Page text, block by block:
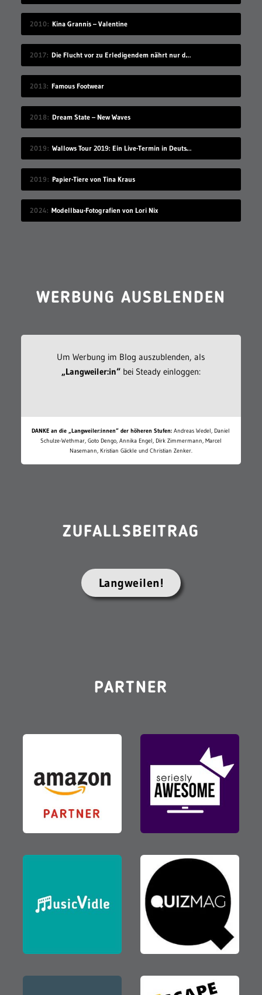
2010 Kina Grannis – Valentine
2017 Die Flucht vor zu Erledigendem nährt nur dessen Schreckenskraft
2013 Famous Footwear
2018 Dream State – New Waves
2019 Wallows Tour 2019: Ein Live-Termin in Deutschland
2019 Papier-Tiere von Tina Kraus
2024 Modellbau-Fotografien von Lori Nix
WERBUNG AUSBLENDEN
Um Werbung im Blog auszublenden, als
„Langweiler:in“bei Steady einloggen:
DANKE an die „Langweiler:innen“ der höheren Stufen: Andreas Wedel, Daniel
Schulze-Wethmar, Goto Dengo, Annika Engel, Dirk Zimmermann, Marcel
Nasemann, Kristian Gäckle und Christian Zenker.
ZUFALLSBEITRAG
Langweilen!
PARTNER